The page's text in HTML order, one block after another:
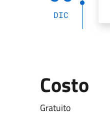
DIC
Costo
Gratuito